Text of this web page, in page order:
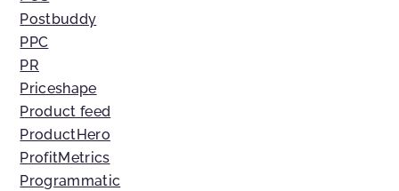
Postbuddy
PPC
PR
Priceshape
Product feed
ProductHero
ProfitMetrics
Programmatic